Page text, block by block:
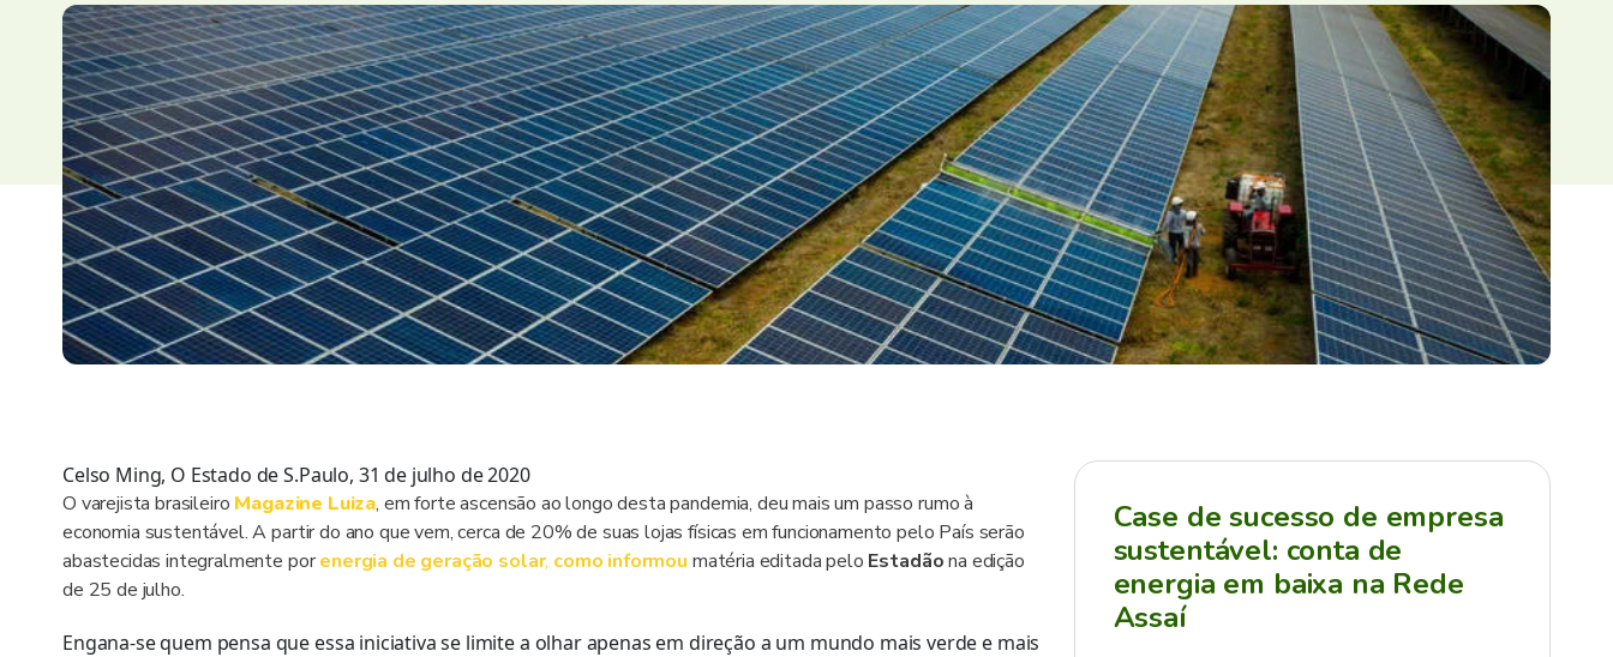
Celso Ming, O Estado de S.Paulo, 31 de julho de 2020
O varejista brasileiro Magazine Luiza, em forte ascensão ao longo desta pandemia, deu mais um passo rumo à
economia sustentável. A partir do ano que vem, cerca de 20% de suas lojas físicas em funcionamento pelo País serão
abastecidas integralmente porenergia de geração solar, como informou matéria editada pelo Estadãona edição
de 25 de julho.
Engana-se quem pensa que essa iniciativa se limite a olhar apenas em direção a um mundo mais verde e mais
Case de sucesso de empresa
sustentável: conta de
energia em baixa na Rede
Assaí